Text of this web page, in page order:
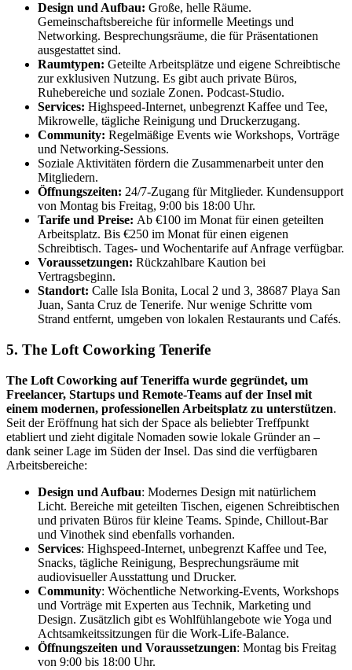
Design und Aufbau: Große, helle Räume.
Gemeinschaftsbereiche für informelle Meetings und
Networking. Besprechungsräume, die für Präsentationen
ausgestattet sind.
Raumtypen: Geteilte Arbeitsplätze und eigene Schreibtische
zur exklusiven Nutzung. Es gibt auch private Büros,
Ruhebereiche und soziale Zonen. Podcast-Studio.
Services: Highspeed-Internet, unbegrenzt Kaffee und Tee,
Mikrowelle, tägliche Reinigung und Druckerzugang.
Community: Regelmäßige Events wie Workshops, Vorträge
und Networking-Sessions.
Soziale Aktivitäten fördern die Zusammenarbeit unter den
Mitgliedern.
Öffnungszeiten: 24/7-Zugang für Mitglieder. Kundensupport
von Montag bis Freitag, 9:00 bis 18:00 Uhr.
Tarife und Preise: Ab €100 im Monat für einen geteilten
Arbeitsplatz. Bis €250 im Monat für einen eigenen
Schreibtisch. Tages- und Wochentarife auf Anfrage verfügbar.
Voraussetzungen: Rückzahlbare Kaution bei
Vertragsbeginn.
Standort: Calle Isla Bonita, Local 2 und 3, 38687 Playa San
Juan, Santa Cruz de Tenerife. Nur wenige Schritte vom
Strand entfernt, umgeben von lokalen Restaurants und Cafés.
5. The Loft Coworking Tenerife
The Loft Coworking auf Teneriffa wurde gegründet, um
Freelancer, Startups und Remote-Teams auf der Insel mit
einem modernen, professionellen Arbeitsplatz zu unterstützen.
Seit der Eröffnung hat sich der Space als beliebter Treffpunkt
etabliert und zieht digitale Nomaden sowie lokale Gründer an –
dank seiner Lage im Süden der Insel. Das sind die verfügbaren
Arbeitsbereiche:
Design und Aufbau: Modernes Design mit natürlichem
Licht. Bereiche mit geteilten Tischen, eigenen Schreibtischen
und privaten Büros für kleine Teams. Spinde, Chillout-Bar
und Vinothek sind ebenfalls vorhanden.
Services: Highspeed-Internet, unbegrenzt Kaffee und Tee,
Snacks, tägliche Reinigung, Besprechungsräume mit
audiovisueller Ausstattung und Drucker.
Community: Wöchentliche Networking-Events, Workshops
und Vorträge mit Experten aus Technik, Marketing und
Design. Zusätzlich gibt es Wohlfühlangebote wie Yoga und
Achtsamkeitssitzungen für die Work-Life-Balance.
Öffnungszeiten und Voraussetzungen: Montag bis Freitag
von 9:00 bis 18:00 Uhr.